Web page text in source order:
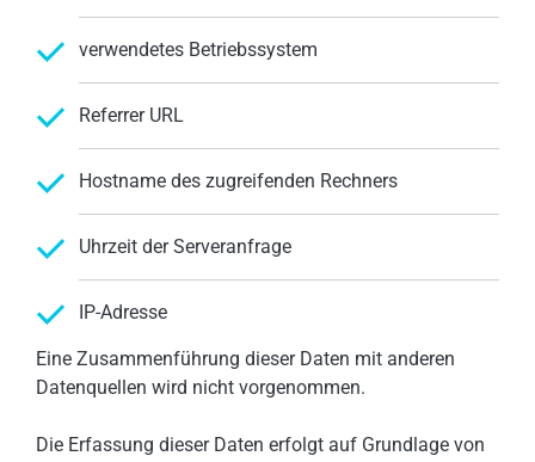
verwendetes Betriebssystem
Referrer URL
Hostname des zugreifenden Rechners
Uhrzeit der Serveranfrage
IP-Adresse
Eine Zusammenführung dieser Daten mit anderen
Datenquellen wird nicht vorgenommen.
Die Erfassung dieser Daten erfolgt auf Grundlage von